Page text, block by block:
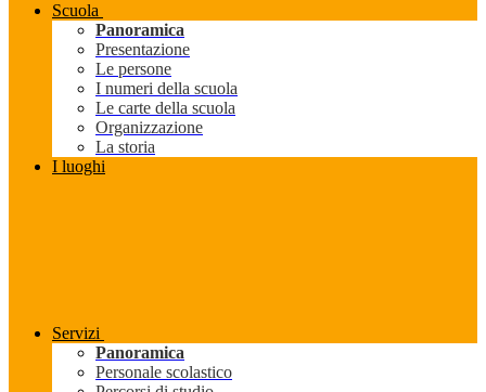
Scuola
Panoramica
Presentazione
Le persone
I numeri della scuola
Le carte della scuola
Organizzazione
La storia
I luoghi
Servizi
Panoramica
Personale scolastico